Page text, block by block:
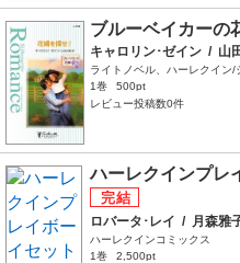
ブルーベイカーの
キャロリン･ゼイン / 山
ライトノベル、ハーレクイン/
1巻
500pt
レビュー投稿数0件
ハーレクインプレ
ロバータ･レイ / 月森雅
ハーレクインコミックス
1巻
2,500pt